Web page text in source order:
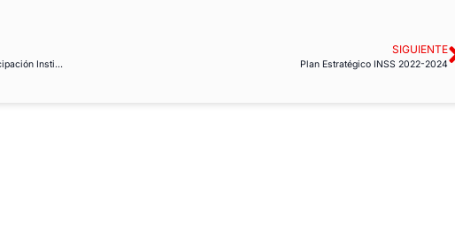
La Plataforma Sindical Plural desconfía del anteproyecto de Ley de Participación Institucional
SIGUIENTE
Plan Estratégico INSS 2022-2024